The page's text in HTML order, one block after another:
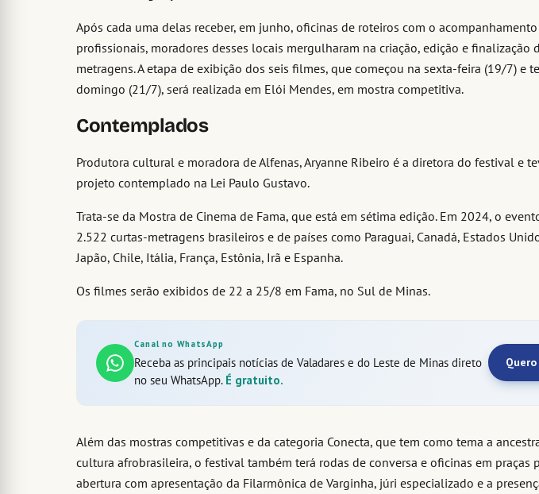
Após cada uma delas receber, em junho, oficinas de roteiros com o
profissionais, moradores desses locais mergulharam na criação, edição e finalização
metragens. A etapa de exibição dos seis filmes, que começou na sexta-feira (19/7) e
domingo (21/7), será realizada em Elói Mendes, em mostra competitiva.
Contemplados
Produtora cultural e moradora de Alfenas, Aryanne Ribeiro é a diretora do festival e
projeto contemplado na Lei Paulo Gustavo.
Trata-se da Mostra de Cinema de Fama, que está em sétima edição. Em 2024, o
2.522 curtas-metragens brasileiros e de países como Paraguai, Canadá, Estados
Japão, Chile, Itália, França, Estônia, Irã e Espanha.
Os filmes serão exibidos de 22 a 25/8 em Fama, no Sul de Minas.
Canal no WhatsApp
Receba as principais notícias de Valadares e do Leste de Minas direto
no seu WhatsApp. É gratuito.
Além das mostras competitivas e da categoria Conecta, que tem como tema a
cultura afrobrasileira, o festival também terá rodas de conversa e oficinas em praças
abertura com apresentação da Filarmônica de Varginha, júri especializado e a